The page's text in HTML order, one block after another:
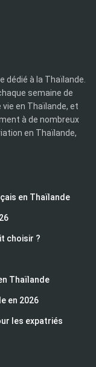
dédié à la Thaïlande.
semaine de
en Thaïlande, et
à de nombreux
en Thaïlande,
en Thaïlande
choisir ?
Thaïlande
en 2026
les expatriés